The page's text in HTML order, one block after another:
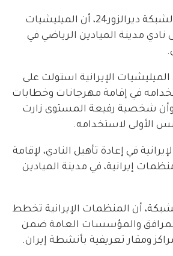
أكدت مصادر خاصة لشبكة ديرالزور24، أن الميليشيات
نادي مدينة الميادين الرياضي في
الإيرانية استولت على
في إقامة مهرجانات وخطابات
وأن شخصية رفيعة المستوى زارت
الأولى لاستخدامه.
في إعادة تأهيل النادي، لإقامة
إيرانية، في مدينة الميادين
أن المنظمات الإيرانية تخطط
والمؤسسات العامة ضمن
ومقار تعريفية بأنشطة إيران.